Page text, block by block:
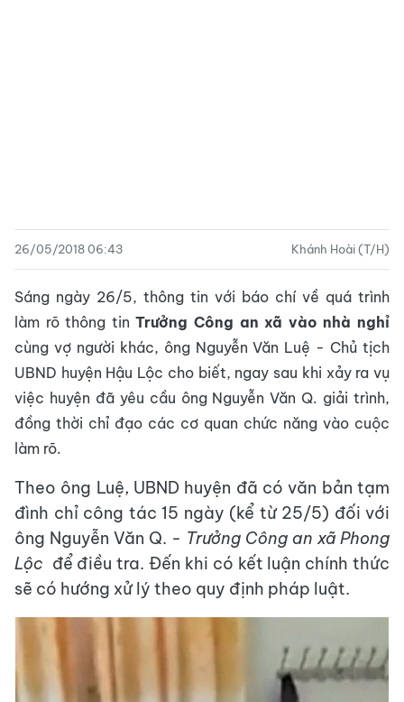
26/05/2018 06:43 Khánh Hoài (T/H)
Sáng ngày 26/5, thông tin với báo chí về quá trình
làm rõ thông tinTrưởng Công an xã vào nhà nghỉ
cùng vợ người khác, ông Nguyễn Văn Luệ - Chủ tịch
UBND huyện Hậu Lộc cho biết, ngay sau khi xảy ra vụ
việc huyện đã yêu cầu ông Nguyễn Văn Q. giải trình,
đồng thời chỉ đạo các cơ quan chức năng vào cuộc
làm rõ.
Theo ông Luệ, UBND huyện đã có văn bản tạm
đình chỉ công tác 15 ngày (kể từ 25/5) đối với
ông Nguyễn Văn Q. - Trưởng Công an xã Phong
Lộc để điều tra. Đến khi có kết luận chính thức
sẽ có hướng xử lý theo quy định pháp luật.